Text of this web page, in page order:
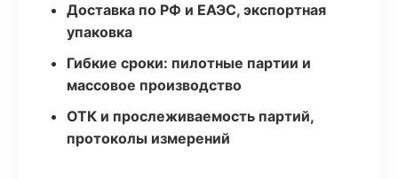
Доставка по РФ и ЕАЭС, экспортная
упаковка
Гибкие сроки: пилотные партии и
массовое производство
ОТК и прослеживаемость партий,
протоколы измерений